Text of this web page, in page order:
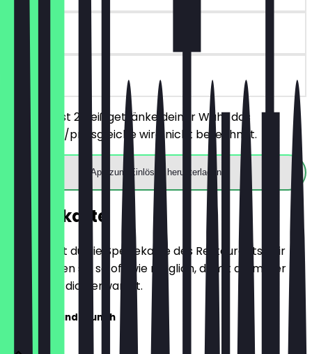
90 Tage
vor Ort
Du bestellst 2 Heißgetränke deiner Wahl, das
günstigere/preisgleiche wird nicht berechnet.
App zum Einlösen herunterladen
Speisekarte
Hier findest du die Speisekarte des Restaurants. Wir
aktualisieren sie so oft wie möglich, damit du immer
weißt, was dich erwartet.
Frühstück und Brunch